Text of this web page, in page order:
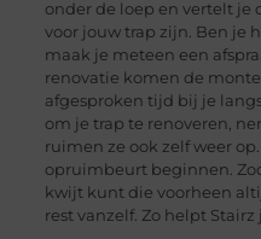
onder de loep en vertelt
voor jouw trap zijn. Ben je
maak je meteen een
renovatie komen de
afgesproken tijd bij je
om je trap te renoveren,
ruimen ze ook zelf weer
opruimbeurt beginnen.
kwijt kunt die voorheen
rest vanzelf. Zo helpt